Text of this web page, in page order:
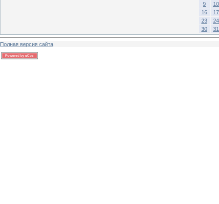
9
10
16
17
23
24
30
31
Полная версия сайта